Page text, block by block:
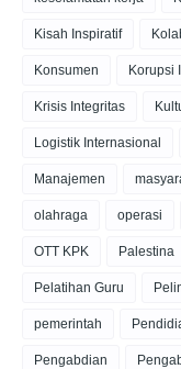
Kisah Inspiratif
Konsumen Korupsi
Krisis Integritas
Logistik Internasional
Manajemen
olahraga operasi
OTT KPK Palestina
Pelatihan Guru
pemerintah
Pengabdian